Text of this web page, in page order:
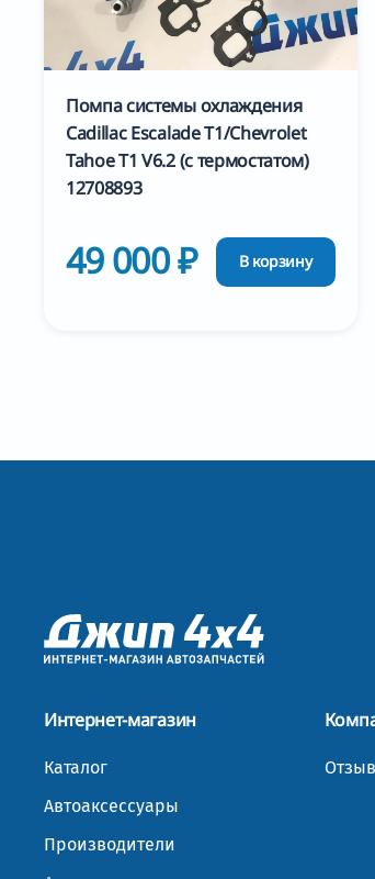
Помпа системы охлаждения
Cadillac Escalade T1/Chevrolet
Tahoe T1 V6.2 (с термостатом)
12708893
49 000 ₽ В корзину
Интернет-магазин
Каталог
Автоаксессуары
Производители